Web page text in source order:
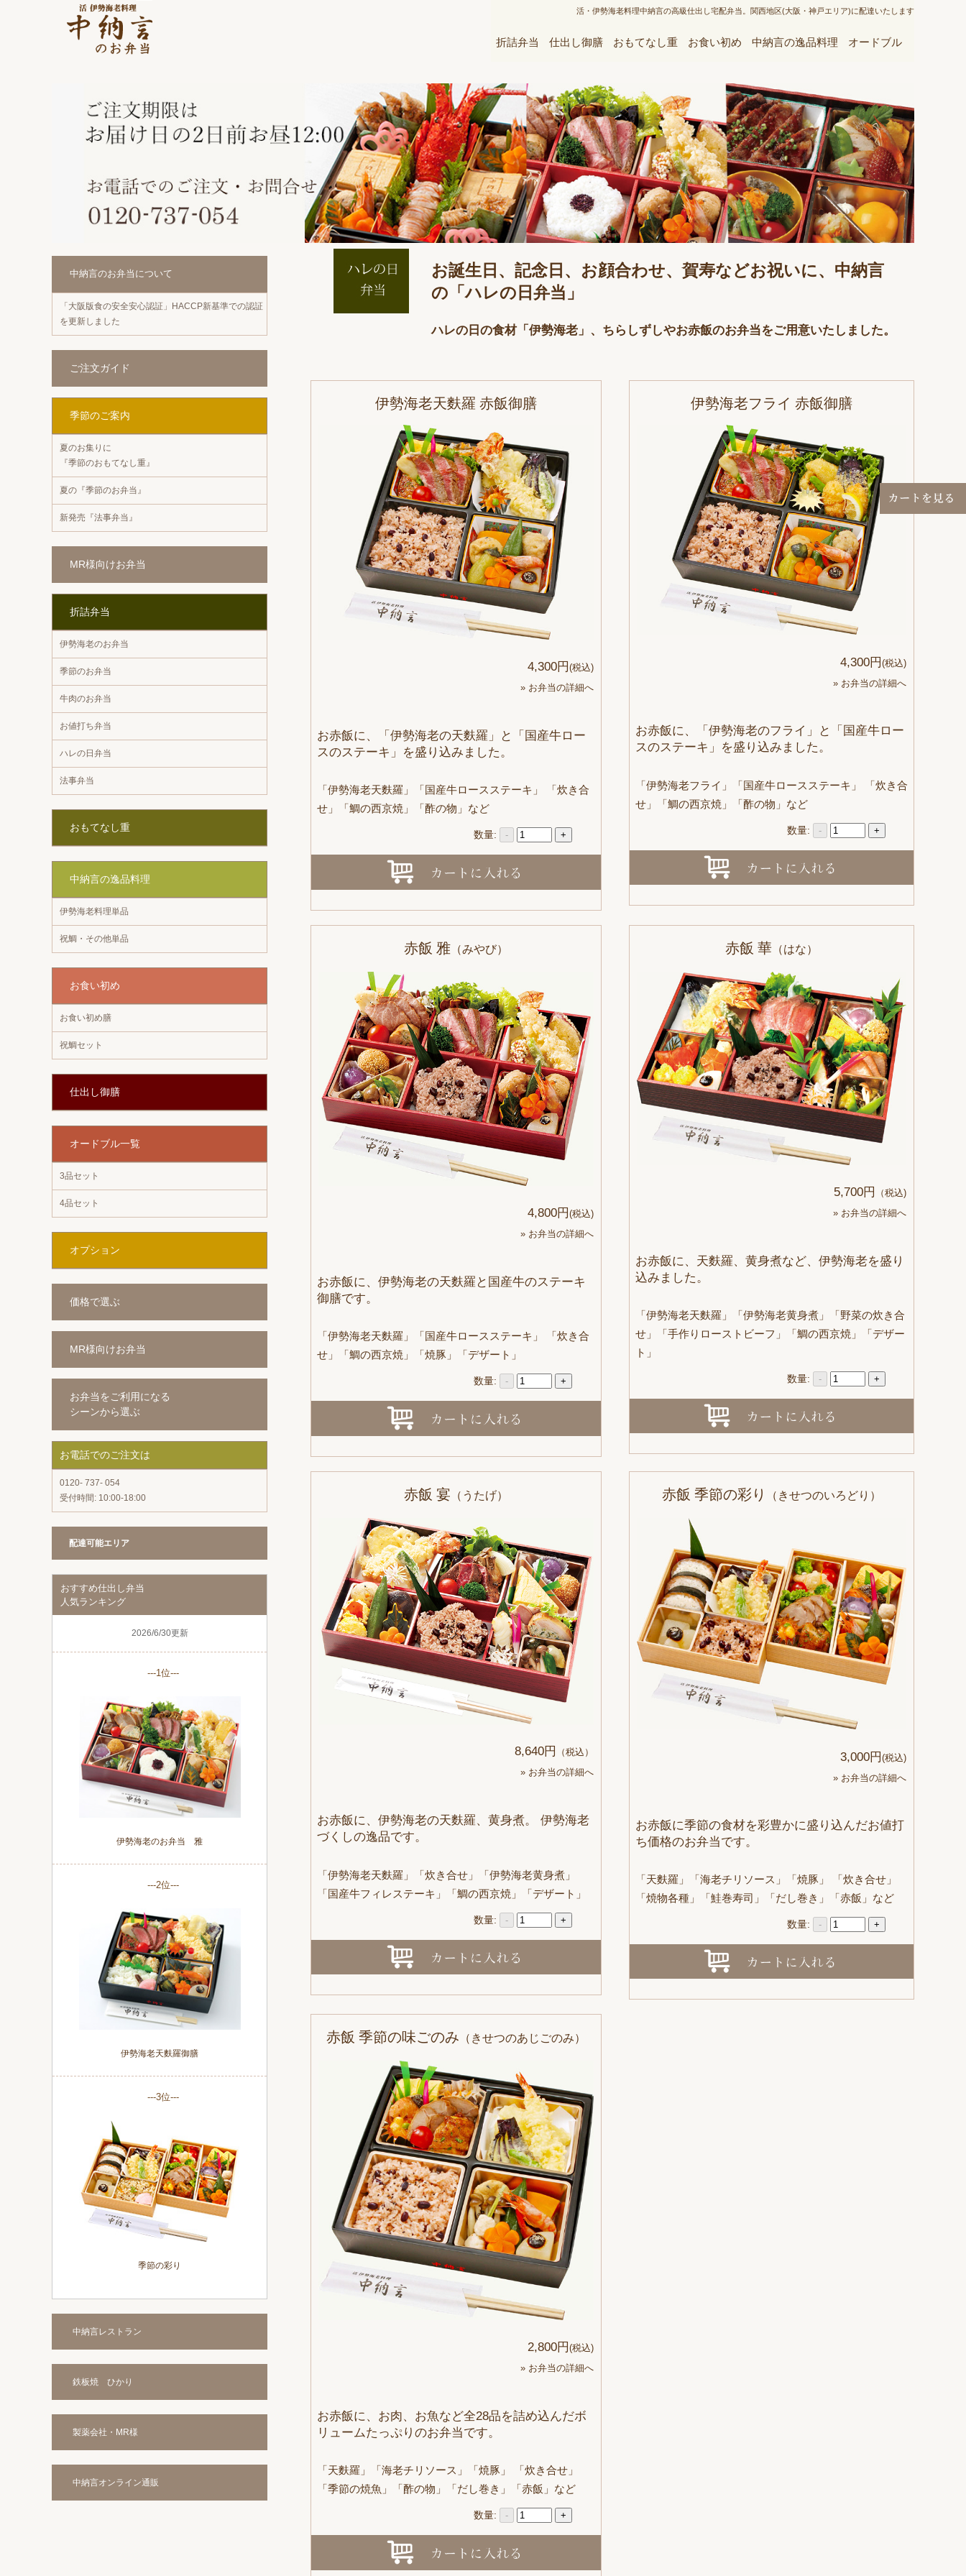
活・伊勢海老料理中納言の高級仕出し宅配弁当。関西地区(大阪・神戸エリア)に配達いたします
折詰弁当 仕出し御膳 おもてなし重 お食い初め 中納言の逸品料理 オードブル
中納言のお弁当について
「大阪版食の安全安心認証」HACCP新基準での認証
を更新しました
ご注文ガイド
季節のご案内
夏のお集りに
『季節のおもてなし重』
夏の『季節のお弁当』
新発売『法事弁当』
MR様向けお弁当
折詰弁当
伊勢海老のお弁当
季節のお弁当
牛肉のお弁当
お値打ち弁当
ハレの日弁当
法事弁当
おもてなし重
中納言の逸品料理
伊勢海老料理単品
祝鯛・その他単品
お食い初め
お食い初め膳
祝鯛セット
仕出し御膳
オードブル一覧
3品セット
4品セット
オプション
価格で選ぶ
MR様向けお弁当
お弁当をご利用になる
シーンから選ぶ
お電話でのご注文は
0120- 737- 054
受付時間: 10:00-18:00
配達可能エリア
おすすめ仕出し弁当
人気ランキング
2026/6/30更新
---1位---
伊勢海老のお弁当 雅
---2位---
伊勢海老天麩羅御膳
---3位---
季節の彩り
中納言レストラン
鉄板焼 ひかり
製薬会社・MR様
中納言オンライン通販
お誕生日、記念日、お顔合わせ、賀寿などお祝いに、中納言
の「ハレの日弁当」
ハレの日の食材「伊勢海老」、ちらしずしやお赤飯のお弁当をご用意いたしました。
伊勢海老天麩羅 赤飯御膳
4,300円(税込)
» お弁当の詳細へ
お赤飯に、「伊勢海老の天麩羅」と「国産牛ロー
スのステーキ」を盛り込みました。
「伊勢海老天麩羅」「国産牛ロースステーキ」 「炊き合
せ」「鯛の西京焼」「酢の物」など
数量: - +
伊勢海老フライ 赤飯御膳
4,300円 (税込)
» お弁当の詳細へ
お赤飯に、「伊勢海老のフライ」と「国産牛ロー
スのステーキ」を盛り込みました。
「伊勢海老フライ」「国産牛ロースステーキ」 「炊き合
せ」「鯛の西京焼」「酢の物」など
数量: - +
赤飯 雅 （みやび）
4,800円(税込)
» お弁当の詳細へ
お赤飯に、伊勢海老の天麩羅と国産牛のステーキ
御膳です。
「伊勢海老天麩羅」「国産牛ロースステーキ」 「炊き合
せ」「鯛の西京焼」「焼豚」「デザート」
数量: - +
赤飯 華 （はな）
5,700円
（税込)
» お弁当の詳細へ
お赤飯に、天麩羅、黄身煮など、伊勢海老を盛り
込みました。
「伊勢海老天麩羅」「伊勢海老黄身煮」「野菜の炊き合
せ」「手作りローストビーフ」「鯛の西京焼」「デザー
ト」
数量: - +
赤飯 宴 （うたげ）
8,640円
（税込）
» お弁当の詳細へ
お赤飯に、伊勢海老の天麩羅、黄身煮。 伊勢海老
づくしの逸品です。
「伊勢海老天麩羅」「炊き合せ」「伊勢海老黄身煮」
「国産牛フィレステーキ」「鯛の西京焼」「デザート」
数量: - +
赤飯 季節の彩り （きせつのいろどり）
3,000円 (税込)
» お弁当の詳細へ
お赤飯に季節の食材を彩豊かに盛り込んだお値打
ち価格のお弁当です。
「天麩羅」「海老チリソース」「焼豚」 「炊き合せ」
「焼物各種」「鮭巻寿司」「だし巻き」「赤飯」など
数量: - +
赤飯 季節の味ごのみ （きせつのあじごのみ）
2,800円(税込)
» お弁当の詳細へ
お赤飯に、お肉、お魚など全28品を詰め込んだボ
リュームたっぷりのお弁当です。
「天麩羅」「海老チリソース」「焼豚」 「炊き合せ」
「季節の焼魚」「酢の物」「だし巻き」「赤飯」など
数量: - +